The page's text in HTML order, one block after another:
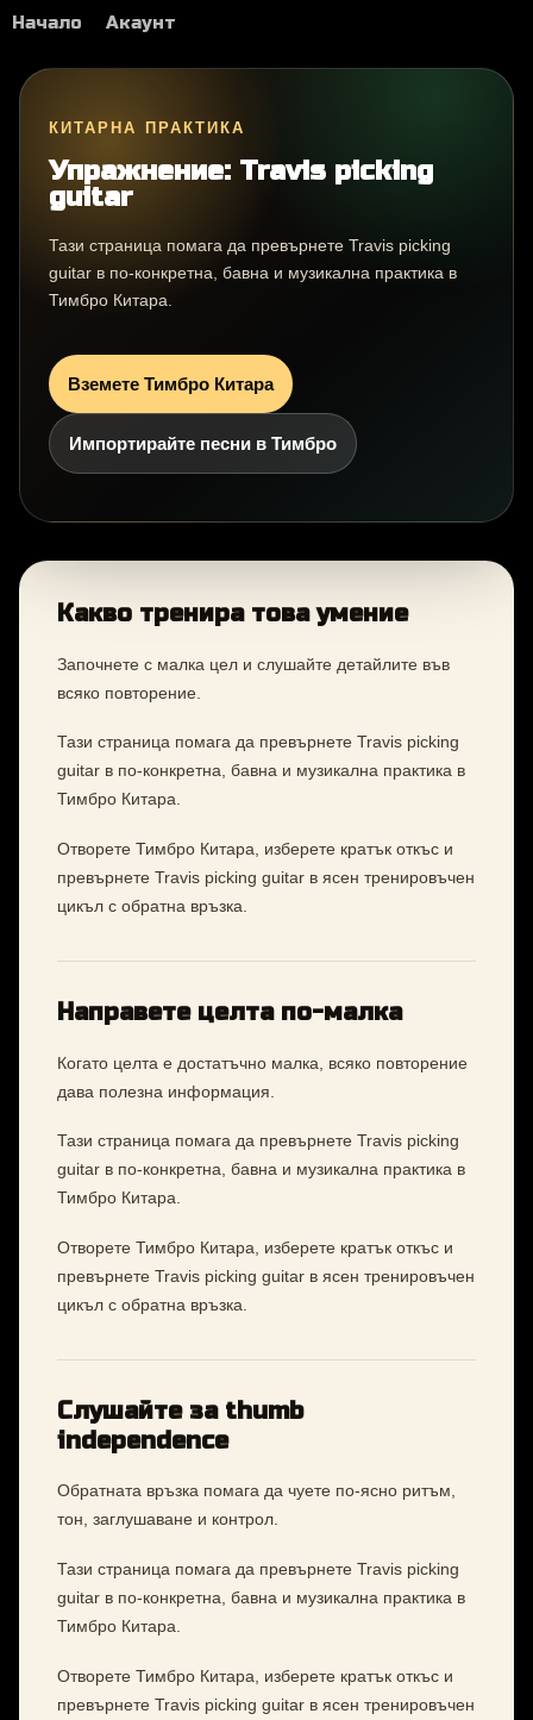
Начало Акаунт
КИТАРНА ПРАКТИКА
Упражнение: Travis picking
guitar
Тази страница помага да превърнете Travis picking
guitar в по-конкретна, бавна и музикална практика в
Тимбро Китара.
Вземете Тимбро Китара
Импортирайте песни в Тимбро
Какво тренира това умение
Започнете с малка цел и слушайте детайлите във
всяко повторение.
Тази страница помага да превърнете Travis picking
guitar в по-конкретна, бавна и музикална практика в
Тимбро Китара.
Отворете Тимбро Китара, изберете кратък откъс и
превърнете Travis picking guitar в ясен тренировъчен
цикъл с обратна връзка.
Направете целта по-малка
Когато целта е достатъчно малка, всяко повторение
дава полезна информация.
Тази страница помага да превърнете Travis picking
guitar в по-конкретна, бавна и музикална практика в
Тимбро Китара.
Отворете Тимбро Китара, изберете кратък откъс и
превърнете Travis picking guitar в ясен тренировъчен
цикъл с обратна връзка.
Слушайте за thumb
independence
Обратната връзка помага да чуете по-ясно ритъм,
тон, заглушаване и контрол.
Тази страница помага да превърнете Travis picking
guitar в по-конкретна, бавна и музикална практика в
Тимбро Китара.
Отворете Тимбро Китара, изберете кратък откъс и
превърнете Travis picking guitar в ясен тренировъчен